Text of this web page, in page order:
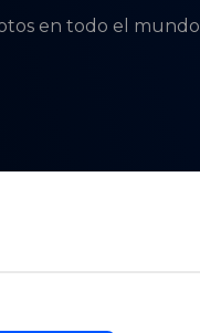
en todo el mundo